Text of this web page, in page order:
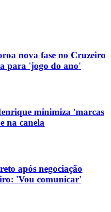
nova fase no Cruzeiro
para 'jogo do ano'
minimiza 'marcas
na canela
após negociação
'Vou comunicar'